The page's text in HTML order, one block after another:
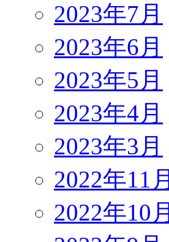
2023年7月
2023年6月
2023年5月
2023年4月
2023年3月
2022年11月
2022年10月